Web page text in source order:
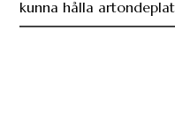
kunna hålla